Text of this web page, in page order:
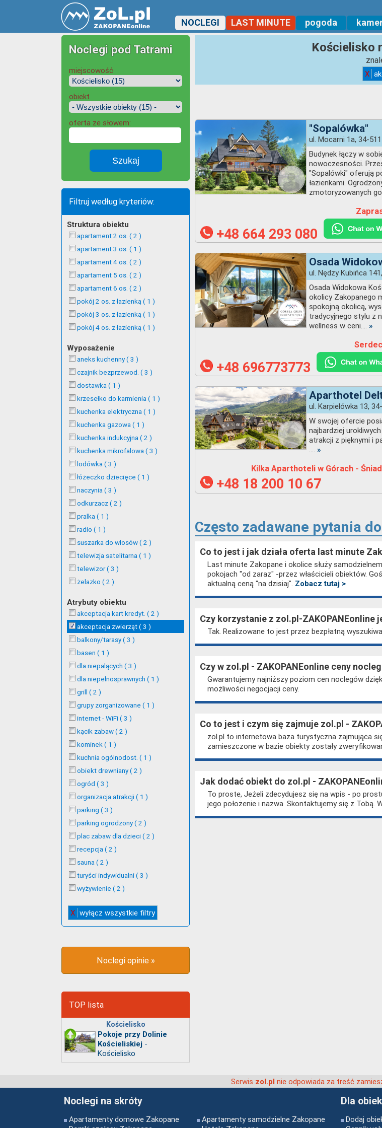
NOCLEGI LAST MINUTE pogoda
Noclegi pod Tatrami
miejscowość
obiekt
oferta ze słowem:
Filtruj według kryteriów:
Struktura obiektu
apartament 2 os. ( 2 )
apartament 3 os. ( 1 )
apartament 4 os. ( 2 )
apartament 5 os. ( 2 )
apartament 6 os. ( 2 )
pokój 2 os. z łazienką ( 1 )
pokój 3 os. z łazienką ( 1 )
pokój 4 os. z łazienką ( 1 )
Wyposażenie
aneks kuchenny ( 3 )
czajnik bezprzewod. ( 3 )
dostawka ( 1 )
krzesełko do karmienia ( 1 )
kuchenka elektryczna ( 1 )
kuchenka gazowa ( 1 )
kuchenka indukcyjna ( 2 )
kuchenka mikrofalowa ( 3 )
lodówka ( 3 )
łóżeczko dziecięce ( 1 )
naczynia ( 3 )
odkurzacz ( 2 )
pralka ( 1 )
radio ( 1 )
suszarka do włosów ( 2 )
telewizja satelitarna ( 1 )
telewizor ( 3 )
żelazko ( 2 )
Atrybuty obiektu
akceptacja kart kredyt. ( 2 )
akceptacja zwierząt ( 3 )
balkony/tarasy ( 3 )
basen ( 1 )
dla niepalących ( 3 )
dla niepełnosprawnych ( 1 )
grill ( 2 )
grupy zorganizowane ( 1 )
internet - WiFi ( 3 )
kącik zabaw ( 2 )
kominek ( 1 )
kuchnia ogólnodost. ( 1 )
obiekt drewniany ( 2 )
ogród ( 3 )
organizacja atrakcji ( 1 )
parking ( 3 )
parking ogrodzony ( 2 )
plac zabaw dla dzieci ( 2 )
recepcja ( 2 )
sauna ( 2 )
turyści indywidualni ( 3 )
wyżywienie ( 2 )
X wyłącz wszystkie filtry
Noclegi opinie »
TOP lista
Kościelisko
Pokoje przy Dolinie
Kościeliskiej -
Kościelisko
Kościelisko
X
"Sopalówka"
ul. Mocarni 1a, 34-511
Budynek łączy w
nowoczesności.
"Sopalówki" oferują
łazienkami.
zmotoryzowanych
+48 664 293 080
Osada
ul. Nędzy Kubińca
Osada Widokowa
okolicy Zakopanego
spokojną okolicą,
tradycyjnego stylu z
wellness w ceni.... »
+48 696773773
Aparthotel
ul. Karpielówka 13,
W swojej ofercie
najbardziej
atrakcji z pięknymi i
.... »
Kilka Aparthoteli w Górach -
+48 18 200 10 67
Często zadawane pytania
Co to jest i jak działa oferta last minute
Last minute Zakopane i okolice służy
pokojach "od zaraz" -przez właścicieli obiektów.
aktualną ceną "na dzisiaj". Zobacz tutaj >
Czy korzystanie z zol.pl-ZAKOPANEonline
Tak. Realizowane to jest przez bezpłatną
Czy w zol.pl - ZAKOPANEonline ceny
Gwarantujemy najniższy poziom cen noclegów
możliwości negocjacji ceny.
Co to jest i czym się zajmuje zol.pl -
zol.pl to internetowa baza turystyczna zajmująca
zamieszczone w bazie obiekty zostały
Jak dodać obiekt do zol.pl -
To proste, Jeżeli zdecydujesz się na wpis - po
jego położenie i nazwa .Skontaktujemy się z Tobą.
Serwis zol.pl nie odpowiada za treść
Noclegi na skróty
Apartamenty domowe Zakopane
Apartamenty samodzielne Zakopane
Dla
Dodaj